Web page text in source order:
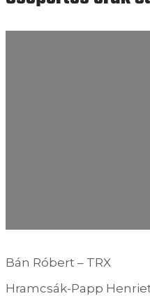
Bán Róbert – TRX
Hramcsák-Papp